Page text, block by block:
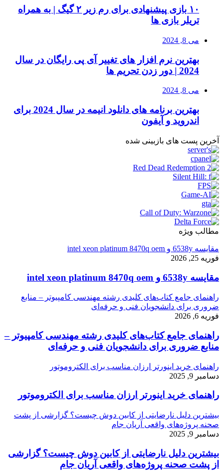
۱۰ بازی پیشنهادی برای رم زیر ۲ گیگ | به همراه
تریلر بازی ها
می 8, 2024
بهترین نرم افزار های تغییر آی پی رایگان در سال
2024 | دور زدن تحریم ها
می 8, 2024
بهترین برنامه های دانلود انیمه در سال 2024 برای
اندروید و آیفون
آخرین پست های بازبینی شده
مطالب ویژه
مقایسه 6538y و intel xeon platinum 8470q oem
فوریه 25, 2026
مقایسه 6538y و intel xeon platinum 8470q oem
راهنمای جامع کتاب‌های کلیدی رشته مهندسی کامپیوتر – منابع
ضروری برای دانشجویان فنی و حرفه‌ای
فوریه 6, 2026
راهنمای جامع کتاب‌های کلیدی رشته مهندسی کامپیوتر –
منابع ضروری برای دانشجویان فنی و حرفه‌ای
راهنمای خرید اینورتر ارزان مناسب برای الکتروموتور
دسامبر 9, 2025
راهنمای خرید اینورتر ارزان مناسب برای الکتروموتور
بیشترین دلیل نارضایتی از کابین دوش چیست؟ گزارشی از پشت
صحنه پروژه‌های واقعی آریان جام
دسامبر 9, 2025
بیشترین دلیل نارضایتی از کابین دوش چیست؟ گزارشی
از پشت صحنه پروژه‌های واقعی آریان جام